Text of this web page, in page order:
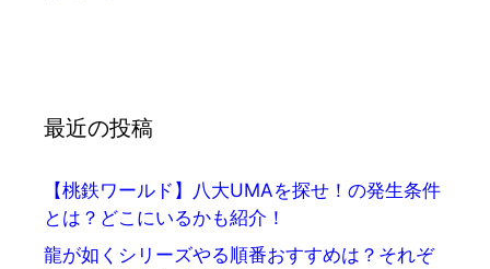
最近の投稿
【桃鉄ワールド】八大UMAを探せ！の発生条件
とは？どこにいるかも紹介！
龍が如くシリーズやる順番おすすめは？それぞ